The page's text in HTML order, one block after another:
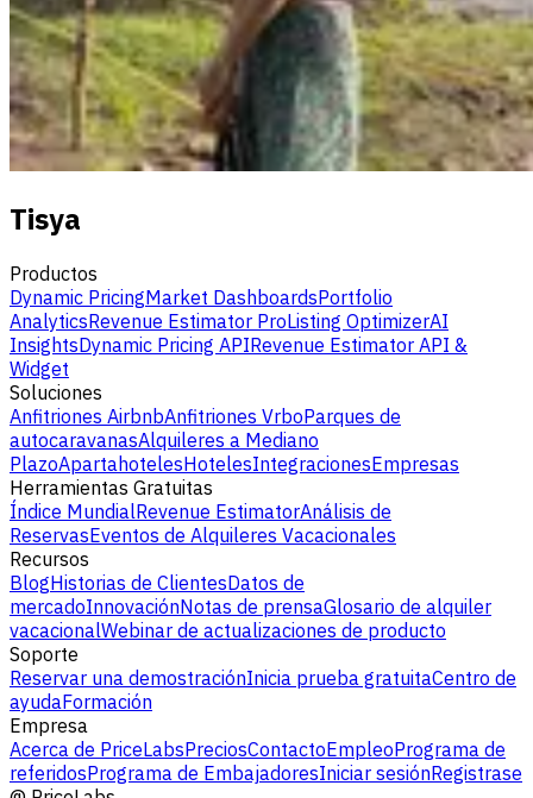
Tisya
Productos
Dynamic PricingMarket DashboardsPortfolio
AnalyticsRevenue Estimator ProListing OptimizerAI
InsightsDynamic Pricing APIRevenue Estimator API &
Widget
Soluciones
Anfitriones AirbnbAnfitriones VrboParques de
autocaravanasAlquileres a Mediano
PlazoApartahotelesHotelesIntegracionesEmpresas
Herramientas Gratuitas
Índice MundialRevenue EstimatorAnálisis de
ReservasEventos de Alquileres Vacacionales
Recursos
BlogHistorias de ClientesDatos de
mercadoInnovaciónNotas de prensaGlosario de alquiler
vacacionalWebinar de actualizaciones de producto
Soporte
Reservar una demostraciónInicia prueba gratuitaCentro de
ayudaFormación
Empresa
Acerca de PriceLabsPreciosContactoEmpleoPrograma de
referidosPrograma de EmbajadoresIniciar sesiónRegistrase